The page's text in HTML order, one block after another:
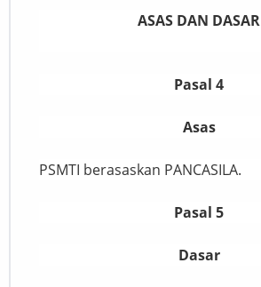
ASAS DAN DASAR
Pasal 4
Asas
PSMTI berasaskan PANCASILA.
Pasal 5
Dasar